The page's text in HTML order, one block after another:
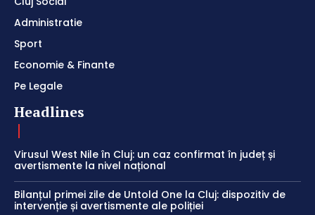
Administratie
Sport
Economie & Finante
Pe Legale
Headlines
Virusul West Nile în Cluj: un caz confirmat în județ și
avertismente la nivel național
Bilanțul primei zile de Untold One la Cluj: dispozitiv de
intervenție și avertismente ale poliției